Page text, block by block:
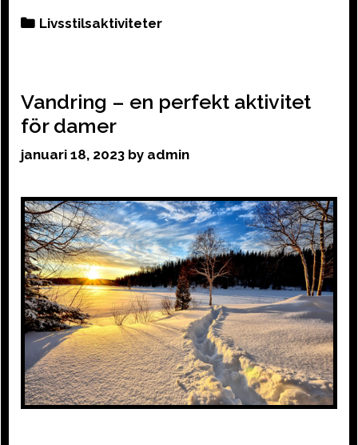
Categories
Livsstilsaktiviteter
Vandring – en perfekt aktivitet
för damer
januari 18, 2023 by admin